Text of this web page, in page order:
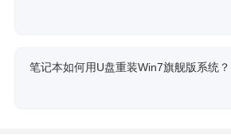
笔记本如何用U盘重装Win7旗舰版系统？